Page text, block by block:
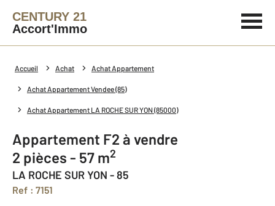
CENTURY 21
Accort'Immo
Accueil Achat Achat Appartement
Achat Appartement Vendee (85)
Achat Appartement LA ROCHE SUR YON (85000)
Appartement F2 à vendre
2 pièces - 57 m2
LA ROCHE SUR YON - 85
Ref : 7151